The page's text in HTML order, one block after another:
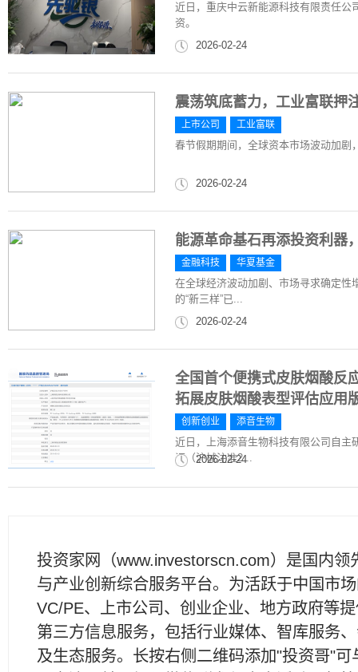
近日，重庆中云新能源科技有限责任公
资。
2026-02-24
震荡筑底蓄力，工业富联押
上市公司 工业富联
春节假期期间，全球资本市场波动加剧
2026-02-24
能源革命基石再添投资利器
金融科技 华夏基金
在全球经济波动加剧、市场寻求确定性
的“新三样”已...
2026-02-24
全国首个便携式皮肤烟酸反
拓展皮肤烟酸表型评估应用
创新创业 添音生物
近日，上海添音生物科技有限公司自主
证（沪械注准2...
2026-02-24
投资家网（www.investorscn.com）是国内领
与产业创新综合服务平台。为活跃于中国市
VC/PE、上市公司、创业企业、地方政府等
第三方信息服务，包括行业媒体、智库服务
及生态服务。长按右侧二维码添加"投资哥"可